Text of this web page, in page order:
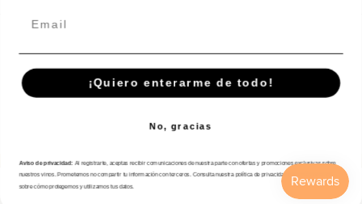
© 2026,En Copa de Balón Powered by Shopify
Disfruta con responsabilidad · No se vende alcohol a menores de 18 años ·
Carrito
¡Quiero enterarme de todo!
No, gracias
Aviso de privacidad: Al registrarte, aceptas recibir comunicaciones de nuestra parte con ofertas y promociones exclusivas sobre
nuestros vinos. Prometemos no compartir tu información con terceros. Consulta nuestra política de privacidad para más detalles
sobre cómo protegemos y utilizamos tus datos.